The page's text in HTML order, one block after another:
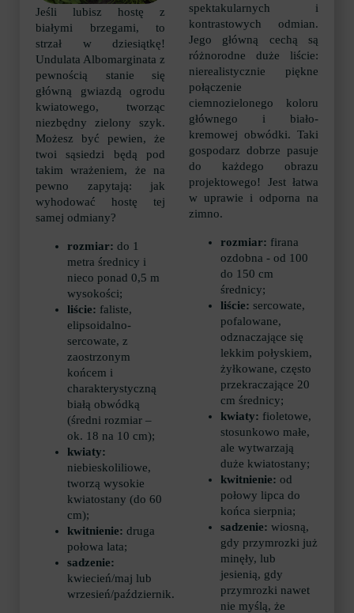
Jeśli lubisz hostę z
białymi brzegami, to
strzał w dziesiątkę!
Undulata Albomarginata z
pewnością stanie się
główną gwiazdą ogrodu
kwiatowego, tworząc
niezbędny zielony szyk.
Możesz być pewien, że
twoi sąsiedzi będą pod
takim wrażeniem, że na
pewno zapytają: jak
wyhodować hostę tej
samej odmiany?
rozmiar: do 1
metra średnicy i
nieco ponad 0,5 m
wysokości;
liście: faliste,
elipsoidalno-
sercowate, z
zaostrzonym
końcem i
charakterystyczną
białą obwódką
(średni rozmiar –
ok. 18 na 10 cm);
kwiaty:
niebieskoliliowe,
tworzą wysokie
kwiatostany (do 60
cm);
kwitnienie: druga
połowa lata;
sadzenie:
kwiecień/maj lub
wrzesień/październik.
spektakularnych i
kontrastowych odmian.
Jego główną cechą są
różnorodne duże liście:
nierealistycznie piękne
połączenie
ciemnozielonego koloru
głównego i biało-
kremowej obwódki. Taki
gospodarz dobrze pasuje
do każdego obrazu
projektowego! Jest łatwa
w uprawie i odporna na
zimno.
rozmiar: firana
ozdobna - od 100
do 150 cm
średnicy;
liście: sercowate,
pofalowane,
odznaczające się
lekkim połyskiem,
żyłkowane, często
przekraczające 20
cm średnicy;
kwiaty: fioletowe,
stosunkowo małe,
ale wytwarzają
duże kwiatostany;
kwitnienie: od
połowy lipca do
końca sierpnia;
sadzenie: wiosną,
gdy przymrozki już
minęły, lub
jesienią, gdy
przymrozki nawet
nie myślą, że